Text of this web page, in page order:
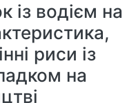
із водієм на
риси із
на